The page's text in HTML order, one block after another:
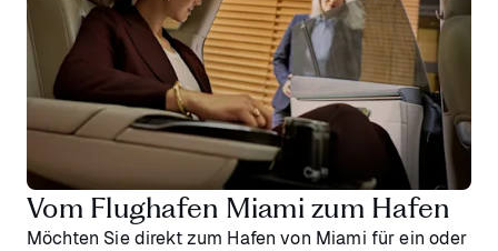
Vom Flughafen Miami zum Hafen
Möchten Sie direkt zum Hafen von Miami für ein oder